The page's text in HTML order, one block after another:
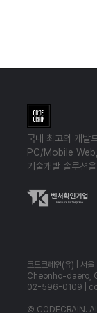
국내 최고의 개
PC/Mobile
기술개발 솔루션
코드크레인(유) | 서
Cheonho-daero,
02-596-0109 |
© CODECRAIN.